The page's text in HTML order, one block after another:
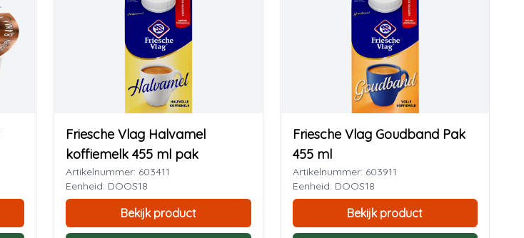
Friesche Vlag Halvamel
koffiemelk 455 ml pak
Artikelnummer: 603411
Eenheid: DOOS18
Bekijk product
Friesche Vlag Goudband Pak
455 ml
Artikelnummer: 603911
Eenheid: DOOS18
Bekijk product